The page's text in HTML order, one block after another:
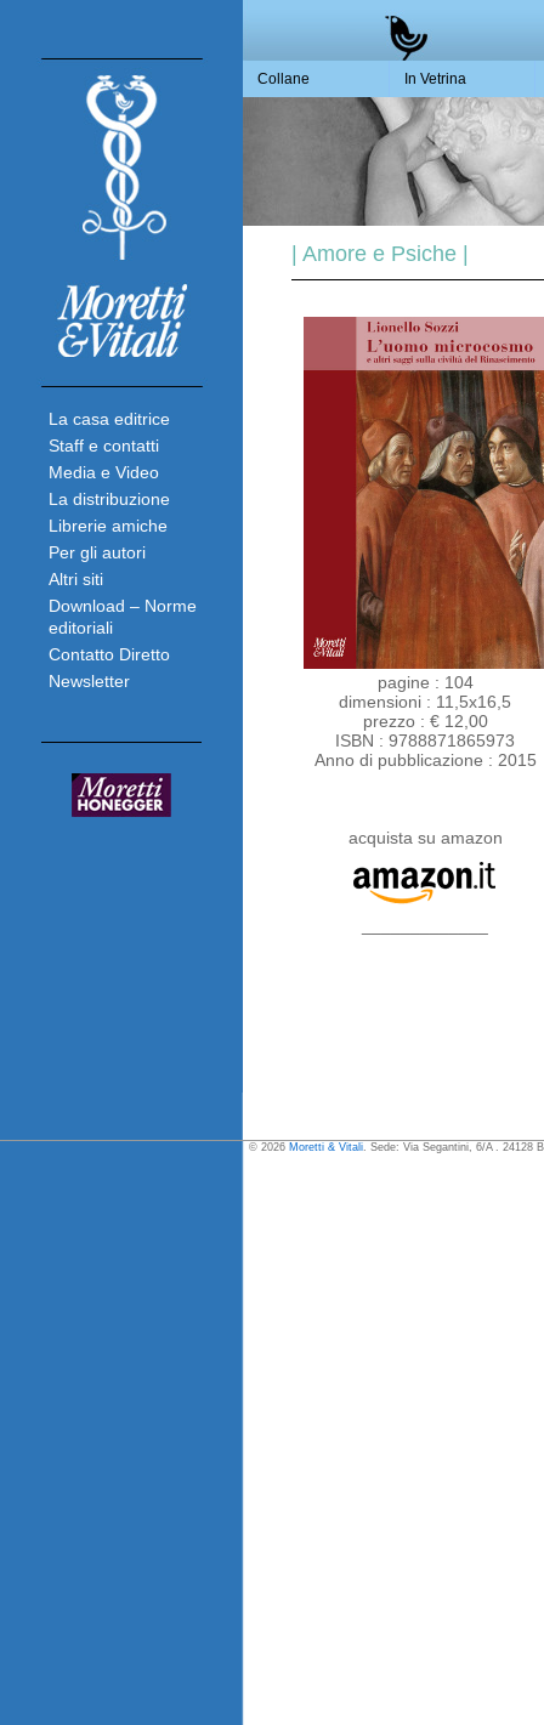
La casa editrice
Staff e contatti
Media e Video
La distribuzione
Librerie amiche
Per gli autori
Altri siti
Download – Norme
editoriali
Contatto Diretto
Newsletter
Collane In Vetrina
| Amore e Psiche |
pagine : 104
dimensioni : 11,5x16,5
prezzo : € 12,00
ISBN : 9788871865973
Anno di pubblicazione : 2015
acquista su amazon
© 2026 Moretti & Vitali . Sede: Via Segantini, 6/A . 24128